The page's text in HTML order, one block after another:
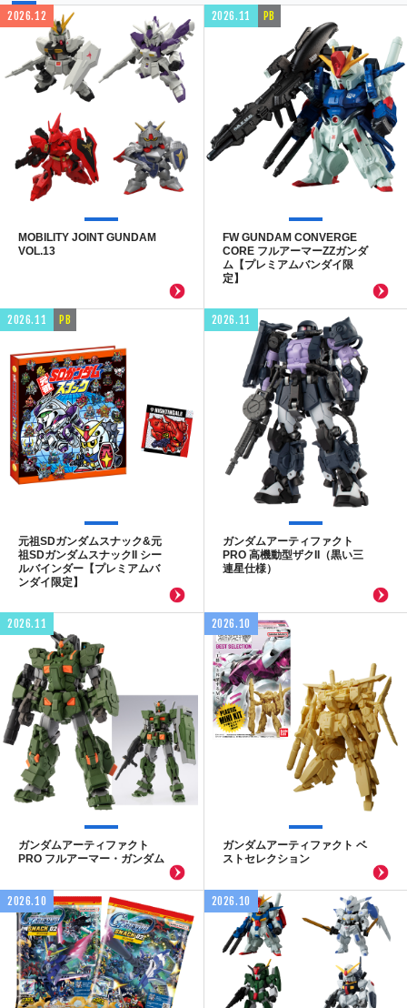
2026.12
MOBILITY JOINT GUNDAM
VOL.13
2026.11 PB
FW GUNDAM CONVERGE
CORE フルアーマーZZガンダ
ム【プレミアムバンダイ限
定】
2026.11 PB
元祖SDガンダムスナック&元
祖SDガンダムスナックII シー
ルバインダー【プレミアムバ
ンダイ限定】
2026.11
ガンダムアーティファクト
PRO 高機動型ザクII（黒い三
連星仕様）
2026.11
ガンダムアーティファクト
PRO フルアーマー・ガンダム
2026.10
ガンダムアーティファクト ベ
ストセレクション
2026.10 2026.10